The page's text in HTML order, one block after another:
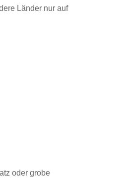
Länder nur auf
oder grobe